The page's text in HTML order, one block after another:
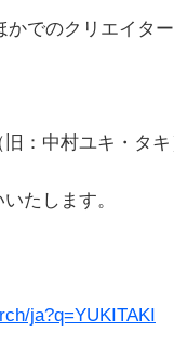
かでのクリエイタ
：中村ユキ・タ
たします。
ja?q=YUKITAKI